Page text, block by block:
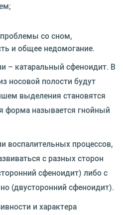
со сном,
и общее недомогание.
– катаральный сфеноидит. В
носовой полости будут
выделения становятся
форма называется гнойный
воспалительных процессов,
с разных сторон
сфеноидит) либо с
(двусторонний сфеноидит).
и характера